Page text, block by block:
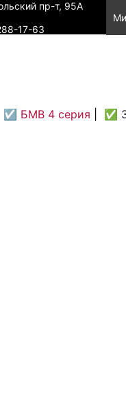
пр-т, 95А
17-63
☑️ БМВ 4 серия ✅